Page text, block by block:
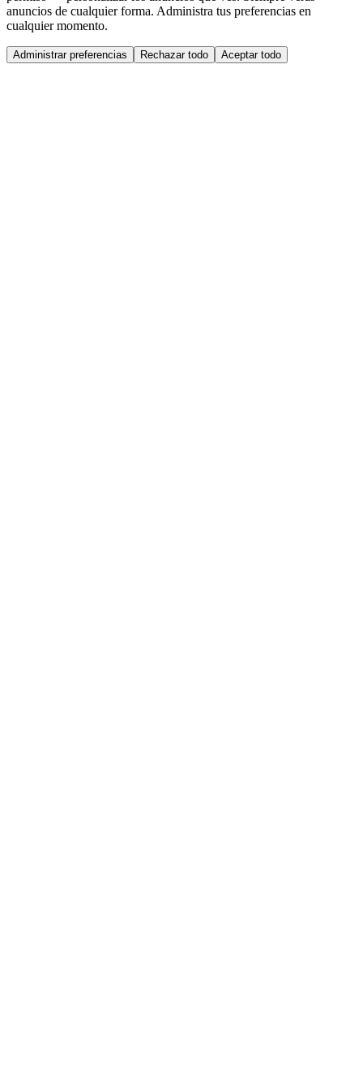
anuncios de cualquier forma. Administra tus preferencias en
cualquier momento.
Administrar preferencias Rechazar todo Aceptar todo